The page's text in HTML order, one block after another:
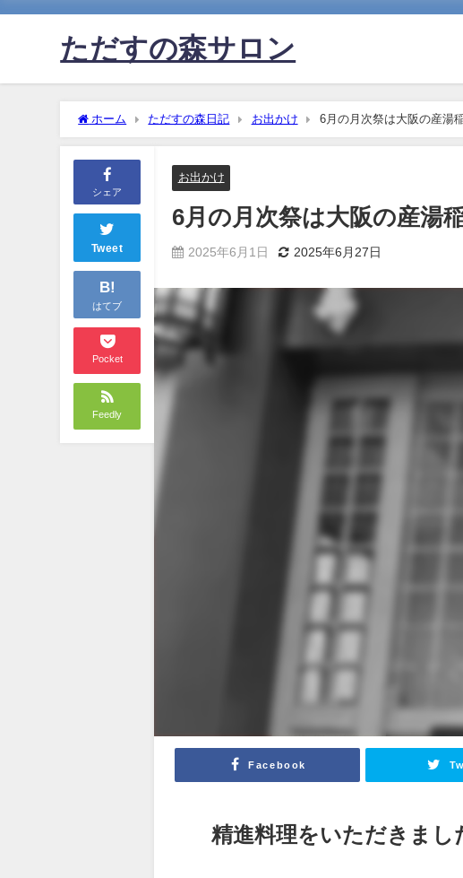
ただすの森サロン
ホーム ただすの森日記 お出かけ 6月の月次祭は大阪の産湯
シェア
Tweet
B!
はてブ
Pocket
Feedly
お出かけ
6月の月次祭は大阪の産湯
2025年6月1日 2025年6月27日
Facebook
精進料理をいただきまし